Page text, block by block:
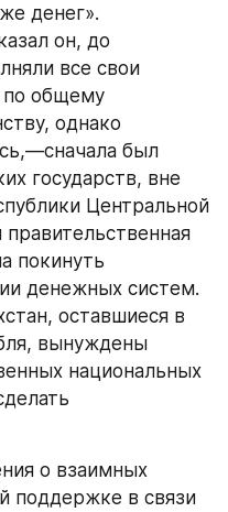
денег».
он, до
все свои
по общему
однако
был
государств, вне
Центральной
правительственная
покинуть
денежных систем.
оставшиеся в
вынуждены
национальных
о взаимных
поддержке в связи